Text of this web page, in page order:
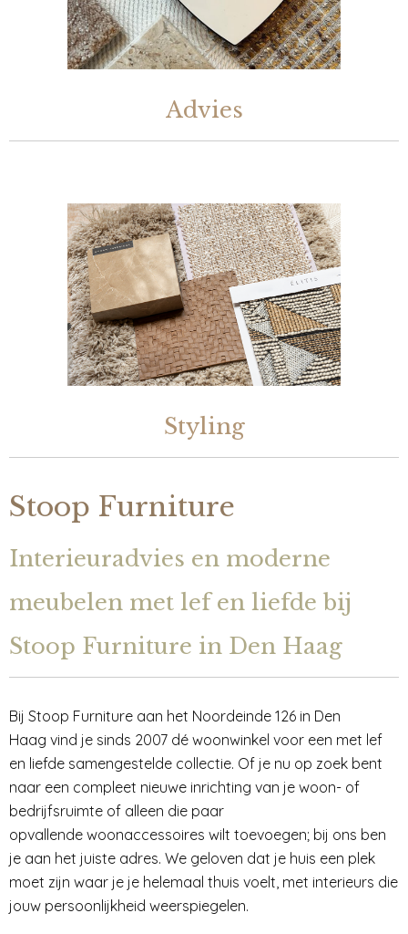
Advies
Styling
Stoop Furniture
Interieuradvies en moderne
meubelen met lef en liefde bij
Stoop Furniture in Den Haag
Bij Stoop Furniture aan het Noordeinde 126 in Den
Haag vind je sinds 2007 dé woonwinkel voor een met lef
en liefde samengestelde collectie. Of je nu op zoek bent
naar een compleet nieuwe inrichting van je woon- of
bedrijfsruimte of alleen die paar
opvallende woonaccessoires wilt toevoegen; bij ons ben
je aan het juiste adres. We geloven dat je huis een plek
moet zijn waar je je helemaal thuis voelt, met interieurs die
jouw persoonlijkheid weerspiegelen.